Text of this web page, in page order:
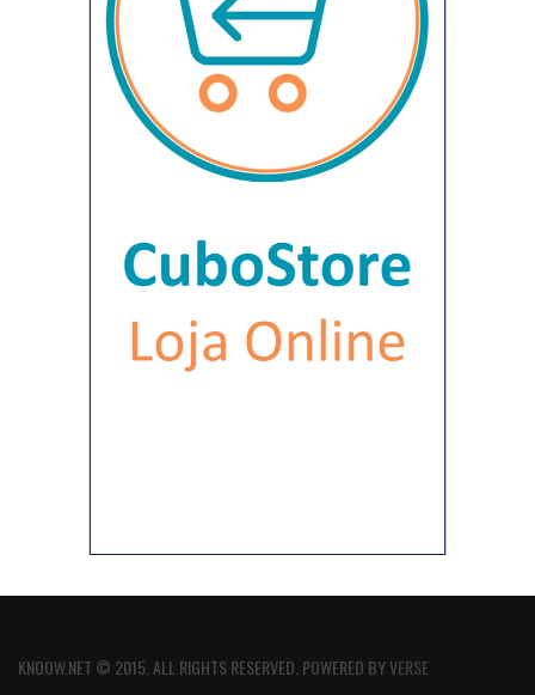
KNOOW.NET © 2015. ALL RIGHTS RESERVED. POWERED BYVERSE